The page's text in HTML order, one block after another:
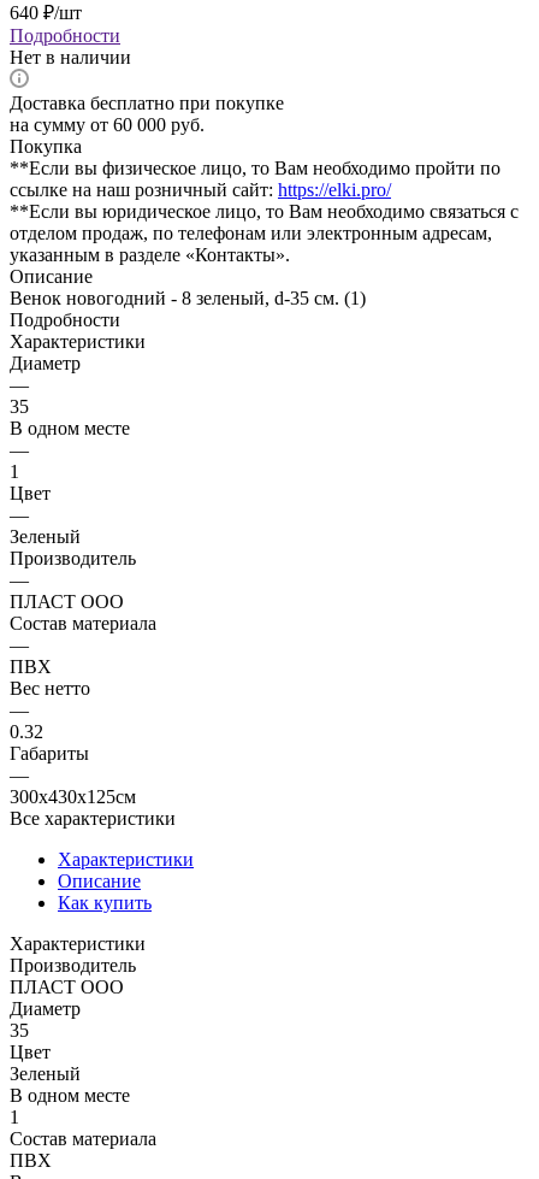
640 ₽/шт
Подробности
Нет в наличии
Доставка бесплатно при покупке
на сумму от 60 000 руб.
Покупка
**Если вы физическое лицо, то Вам необходимо пройти по
ссылке на наш розничный сайт: https://elki.pro/
**Если вы юридическое лицо, то Вам необходимо связаться с
отделом продаж, по телефонам или электронным адресам,
указанным в разделе «Контакты».
Описание
Венок новогодний - 8 зеленый, d-35 см. (1)
Подробности
Характеристики
Диаметр
—
35
В одном месте
—
1
Цвет
—
Зеленый
Производитель
—
ПЛАСТ ООО
Состав материала
—
ПВХ
Вес нетто
—
0.32
Габариты
—
300x430x125см
Все характеристики
Характеристики
Описание
Как купить
Характеристики
Производитель
ПЛАСТ ООО
Диаметр
35
Цвет
Зеленый
В одном месте
1
Состав материала
ПВХ